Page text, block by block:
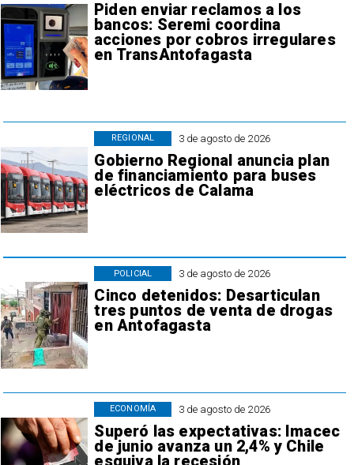
Piden enviar reclamos a los
bancos: Seremi coordina
acciones por cobros irregulares
en TransAntofagasta
3 de agosto de 2026
Gobierno Regional anuncia plan
de financiamiento para buses
eléctricos de Calama
REGIONAL
3 de agosto de 2026
Cinco detenidos: Desarticulan
tres puntos de venta de drogas
en Antofagasta
POLICIAL
3 de agosto de 2026
Superó las expectativas: Imacec
de junio avanza un 2,4% y Chile
esquiva la recesión
ECONOMÍA